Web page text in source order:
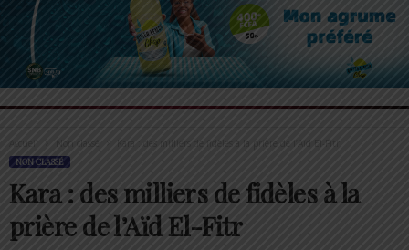
Accueil Kara : des milliers de fidèles à la prière de l’Aïd El-Fitr
NON CLASSÉ
Kara : des milliers de fidèles à la
prière de l’Aïd El-Fitr